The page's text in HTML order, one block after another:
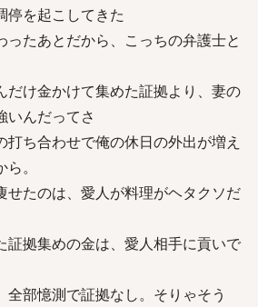
停を起こしてきた
ったあとだから、こっちの弁護士と
だけ金かけて集めた証拠より、妻の
いんだってさ
ち合わせで俺の休日の外出が増え
。
せたのは、愛人が料理がヘタクソだ
証拠集めの金は、愛人相手に貢いで
全部憶測で証拠なし。そりゃそう